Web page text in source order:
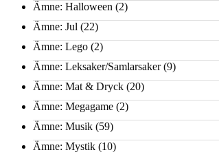
Ämne: Halloween (2)
Ämne: Jul (22)
Ämne: Lego (2)
Ämne: Leksaker/Samlarsaker(9)
Ämne: Mat & Dryck (20)
Ämne: Megagame (2)
Ämne: Musik (59)
Ämne: Mystik (10)